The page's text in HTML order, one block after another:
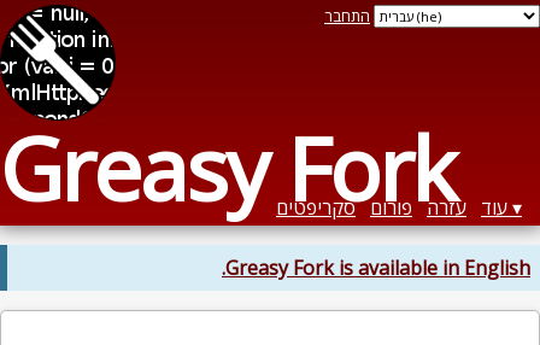
Greasy Fork
התחבר
סקריפטים פורום עזרה עוד
Greasy Fork is available in English.